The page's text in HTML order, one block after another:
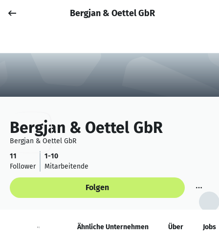
Anmelden
Bergjan & Oettel GbR
Bergjan & Oettel GbR
Bergjan & Oettel GbR
11
Follower
1-10
Mitarbeitende
Folgen
Neuigkeiten Ähnliche Unternehmen Über Jobs